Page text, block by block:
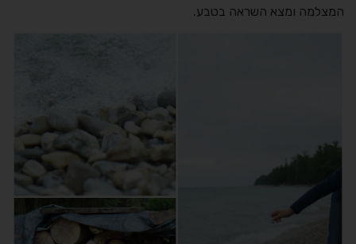
המצלמה ומצא השראה בטבע.